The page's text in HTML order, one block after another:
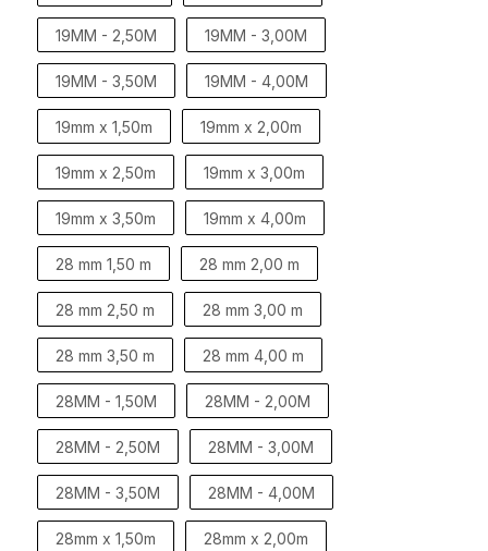
19MM - 2,50M 19MM - 3,00M
19MM - 3,50M 19MM - 4,00M
19mm x 1,50m 19mm x 2,00m
19mm x 2,50m 19mm x 3,00m
19mm x 3,50m 19mm x 4,00m
28 mm 1,50 m 28 mm 2,00 m
28 mm 2,50 m 28 mm 3,00 m
28 mm 3,50 m 28 mm 4,00 m
28MM - 1,50M 28MM - 2,00M
28MM - 2,50M 28MM - 3,00M
28MM - 3,50M 28MM - 4,00M
28mm x 1,50m 28mm x 2,00m